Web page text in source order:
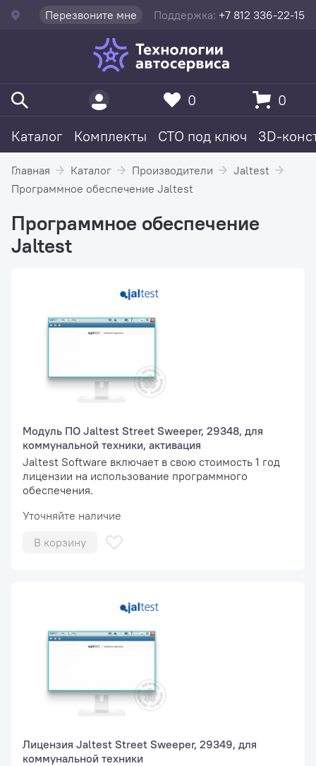
Перезвоните мне Поддержка: +7 812 336-22-15
Каталог Комплекты СТО под ключ 3D-
0 0
Главная Каталог Производители
Jaltest
Программное обеспечение Jaltest
Программное обеспечение
Jaltest
Модуль ПО Jaltest Street Sweeper, 29348, для
коммунальной техники, активация
Jaltest Software включает в свою стоимость 1 год
лицензии на использование программного
обеспечения.
Уточняйте наличие
В корзину
Лицензия Jaltest Street Sweeper, 29349, для
коммунальной техники